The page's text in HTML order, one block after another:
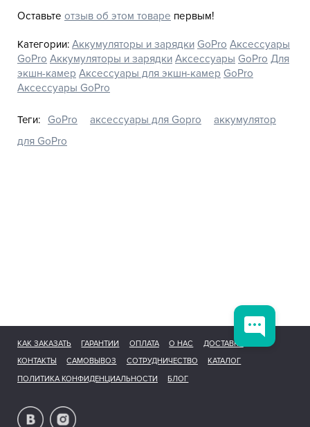
Оставьте отзыв об этом товаре первым!
Категории: Аккумуляторы и зарядки GoPro Аксессуары
GoPro Аккумуляторы и зарядки Аксессуары GoPro Для
экшн-камер Аксессуары для экшн-камер GoPro
Аксессуары GoPro
Теги: GoPro аксессуары для Gopro
аккумулятор
для GoPro
КАК ЗАКАЗАТЬ ГАРАНТИИ ОПЛАТА О НАС
ДОСТАВКА
КОНТАКТЫ
САМОВЫВОЗ СОТРУДНИЧЕСТВО
КАТАЛОГ
ПОЛИТИКА КОНФИДЕНЦИАЛЬНОСТИ
БЛОГ